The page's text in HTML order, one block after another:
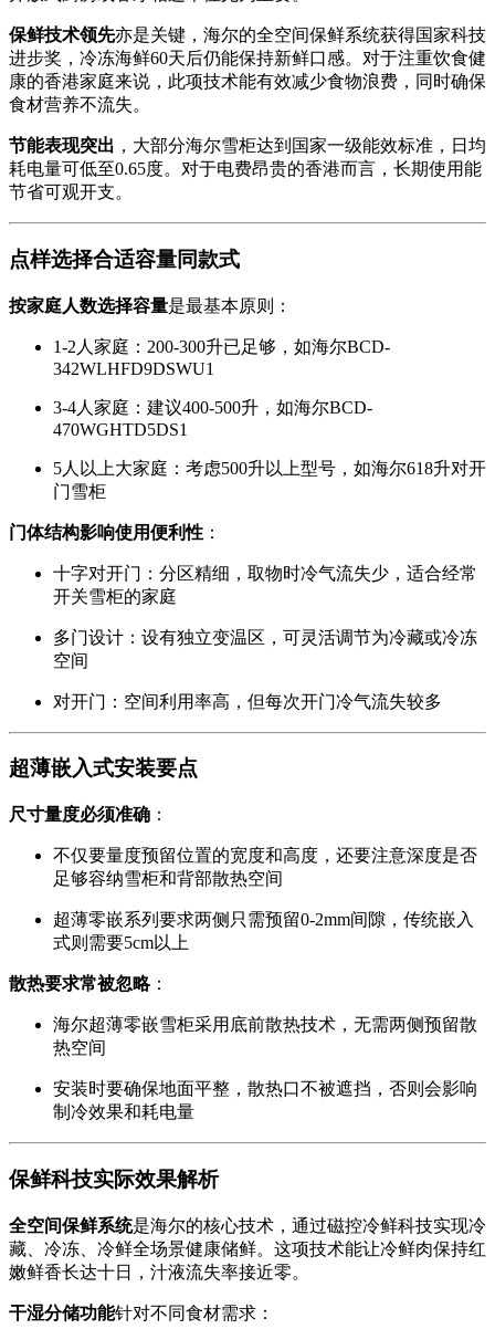
保鲜技术领先亦是关键，海尔的全空间保鲜系统获得国家科技
进步奖，冷冻海鲜60天后仍能保持新鲜口感。对于注重饮食健
康的香港家庭来说，此项技术能有效减少食物浪费，同时确保
食材营养不流失。
节能表现突出 ，大部分海尔雪柜达到国家一级能效标准，日均
耗电量可低至0.65度。对于电费昂贵的香港而言，长期使用能
节省可观开支。
点样选择合适容量同款式
按家庭人数选择容量是最基本原则：
1-2人家庭：200-300升已足够，如海尔BCD-
342WLHFD9DSWU1
3-4人家庭：建议400-500升，如海尔BCD-
470WGHTD5DS1
5人以上大家庭：考虑500升以上型号，如海尔618升对开
门雪柜
门体结构影响使用便利性 ：
十字对开门：分区精细，取物时冷气流失少，适合经常
开关雪柜的家庭
多门设计：设有独立变温区，可灵活调节为冷藏或冷冻
空间
对开门：空间利用率高，但每次开门冷气流失较多
超薄嵌入式安装要点
尺寸量度必须准确 ：
不仅要量度预留位置的宽度和高度，还要注意深度是否
足够容纳雪柜和背部散热空间
超薄零嵌系列要求两侧只需预留0-2mm间隙，传统嵌入
式则需要5cm以上
散热要求常被忽略：
海尔超薄零嵌雪柜采用底前散热技术，无需两侧预留散
热空间
安装时要确保地面平整，散热口不被遮挡，否则会影响
制冷效果和耗电量
保鲜科技实际效果解析
全空间保鲜系统是海尔的核心技术，通过磁控冷鲜科技实现冷
藏、冷冻、冷鲜全场景健康储鲜。这项技术能让冷鲜肉保持红
嫩鲜香长达十日，汁液流失率接近零。
干湿分储功能针对不同食材需求：